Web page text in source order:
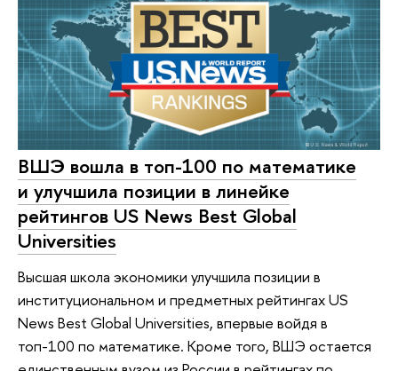
ВШЭ вошла в топ-100 по математике
и улучшила позиции в линейке
рейтингов US News Best Global
Universities
Высшая школа экономики улучшила позиции в
институциональном и предметных рейтингах US
News Best Global Universities, впервые войдя в
топ-100 по математике. Кроме того, ВШЭ остается